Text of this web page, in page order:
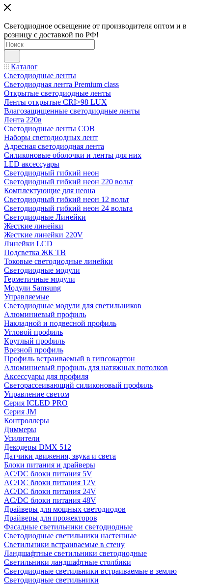
Светодиодное освещение от производителя оптом и в
розницу с доставкой по РФ!
Каталог
Светодиодные ленты
Светодиодная лента Premium class
Открытые светодиодные ленты
Ленты открытые CRI>98 LUX
Влагозащищенные светодиодные ленты
Лента 220в
Светодиодные ленты COB
Наборы светодиодных лент
Адресная светодиодная лента
Силиконовые оболочки и ленты для них
LED аксессуары
Светодиодный гибкий неон
Светодиодный гибкий неон 220 вольт
Комплектующие для неона
Светодиодный гибкий неон 12 вольт
Светодиодный гибкий неон 24 вольта
Светодиодные Линейки
Жесткие линейки
Жесткие линейки 220V
Линейки LCD
Подсветка ЖК ТВ
Токовые светодиодные линейки
Светодиодные модули
Герметичные модули
Модули Samsung
Управляемые
Светодиодные модули для светильников
Алюминиевый профиль
Накладной и подвесной профиль
Угловой профиль
Круглый профиль
Врезной профиль
Профиль встраиваемый в гипсокартон
Алюминиевый профиль для натяжных потолков
Аксессуары для профиля
Светорассеивающий силиконовый профиль
Управление светом
Серия ICLED PRO
Серия JM
Контроллеры
Диммеры
Усилители
Декодеры DMX 512
Датчики движения, звука и света
Блоки питания и драйверы
AC/DC блоки питания 5V
AC/DC блоки питания 12V
AC/DC блоки питания 24V
AC/DC блоки питания 48V
Драйверы для мощных светодиодов
Драйверы для прожекторов
Фасадные светильники светодиодные
Светодиодные светильники настенные
Светильники встраиваемые в стену
Ландшафтные светильники светодиодные
Светильники ландшафтные столбики
Светодиодные светильники встраиваемые в землю
Светодиодные светильники